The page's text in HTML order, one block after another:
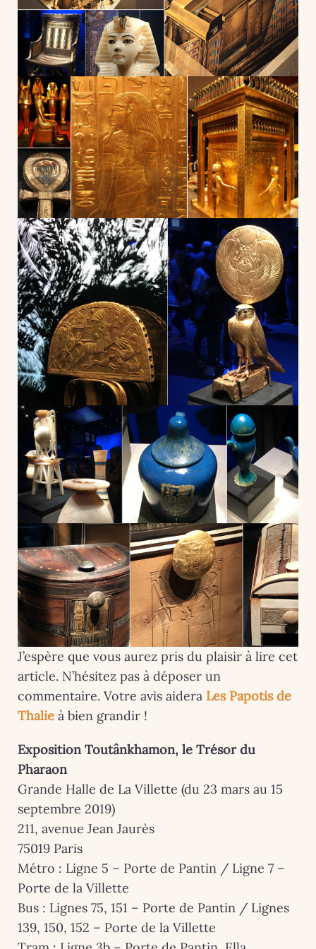
J’espère que vous aurez pris du plaisir à lire cet
article. N’hésitez pas à déposer un
commentaire. Votre avis aidera Les Papotis de
Thalie à bien grandir !
Exposition Toutânkhamon, le Trésor du
Pharaon
Grande Halle de La Villette (du 23 mars au 15
septembre 2019)
211, avenue Jean Jaurès
75019 Paris
Métro : Ligne 5 – Porte de Pantin / Ligne 7 –
Porte de la Villette
Bus : Lignes 75, 151 – Porte de Pantin / Lignes
139, 150, 152 – Porte de la Villette